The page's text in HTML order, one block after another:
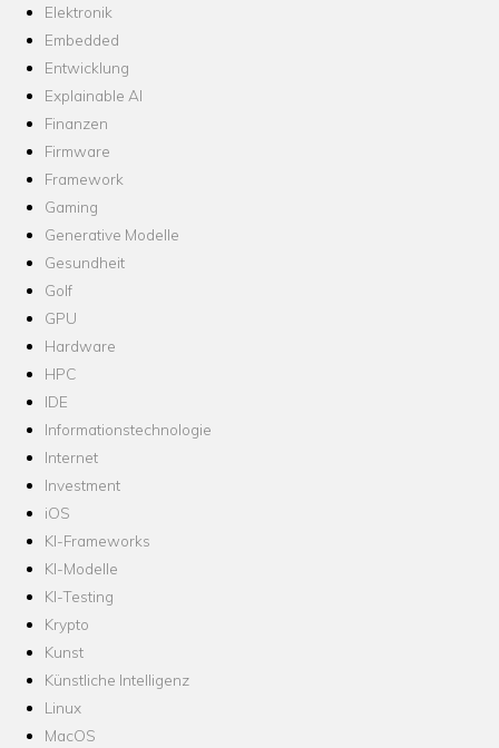
Elektronik
Embedded
Entwicklung
Explainable AI
Finanzen
Firmware
Framework
Gaming
Generative Modelle
Gesundheit
Golf
GPU
Hardware
HPC
IDE
Informationstechnologie
Internet
Investment
iOS
KI-Frameworks
KI-Modelle
KI-Testing
Krypto
Kunst
Künstliche Intelligenz
Linux
MacOS